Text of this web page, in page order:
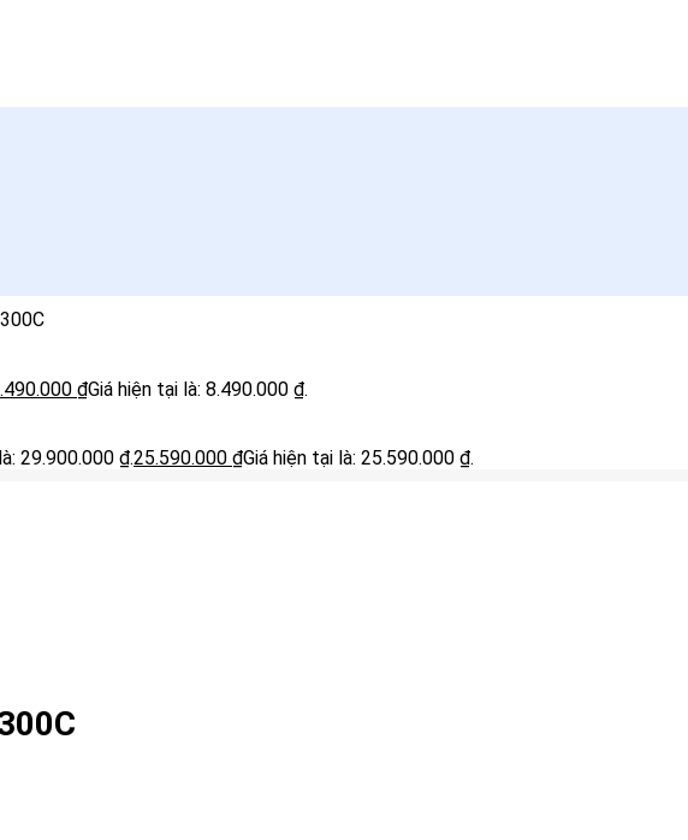
₫Giá hiện tại là: 8.490.000 ₫.
29.900.000 ₫.25.590.000 ₫Giá hiện tại là: 25.590.000 ₫.